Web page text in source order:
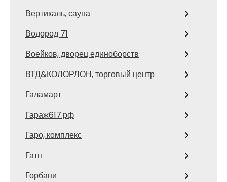
Вертикаль, сауна
Водород 71
Воейков, дворец единоборств
ВТД&КОЛОРЛОН, торговый центр
Галамарт
Гараж617.рф
Гаро, комплекс
Гатп
Горбани